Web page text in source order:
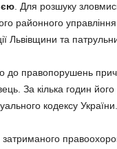
. Для розшуку
районного
Львівщини та
до правопорушень
За кілька годин
кодексу України.